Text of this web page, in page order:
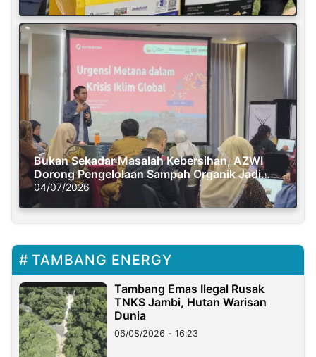
Bukan Sekadar Masalah Kebersihan, AZWI
Dorong Pengelolaan Sampah Organik Jadi
Solusi Krisis Iklim
04/07/2026
TAMBANG ENERGY
Tambang Emas Ilegal Rusak
TNKS Jambi, Hutan Warisan
Dunia
06/08/2026 - 16:23